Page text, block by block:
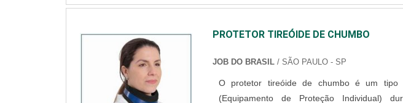
PROTETOR TIREÓIDE DE CHUMBO
JOB DO BRASIL/ SÃO PAULO - SP
O protetor tireóide de chumbo é um tipo
(Equipamento de Proteção Individual)